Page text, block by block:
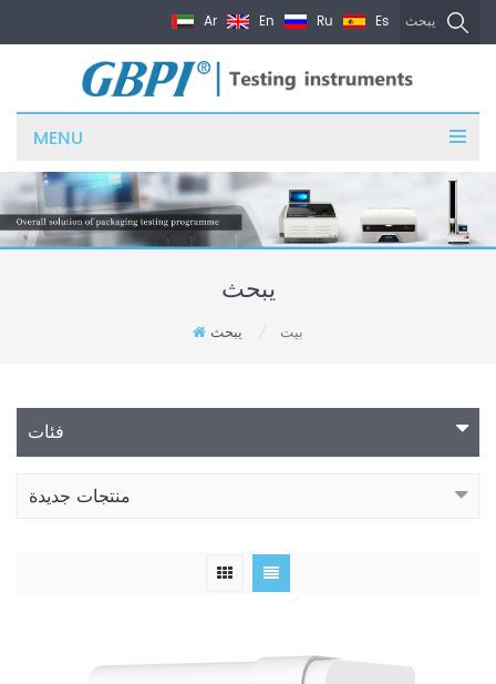
يبحث Ar En Ru Es
MENU
يبحث
بيت يبحث
فئات
منتجات جديدة